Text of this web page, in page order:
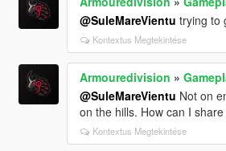
@SuleMareVientu trying to
Kontextus Megtekintése
Armouredivision »
@SuleMareVientu Not on
on the hills. How can I
Kontextus Megtekintése